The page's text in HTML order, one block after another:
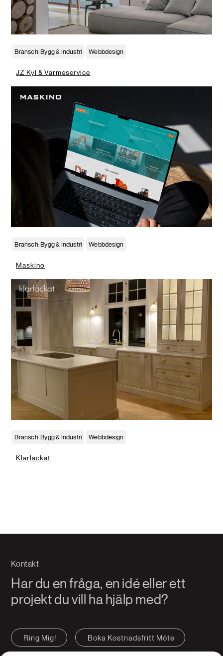
Bransch: Bygg & Industri Webbdesign
JZ Kyl & Värmeservice
Bransch: Bygg & Industri Webbdesign
Maskino
Bransch: Bygg & Industri Webbdesign
Klarlackat
Kontakt
Har du en fråga, en idé eller ett
projekt du vill ha hjälp med?
Ring Mig! Boka Kostnadsfritt Möte